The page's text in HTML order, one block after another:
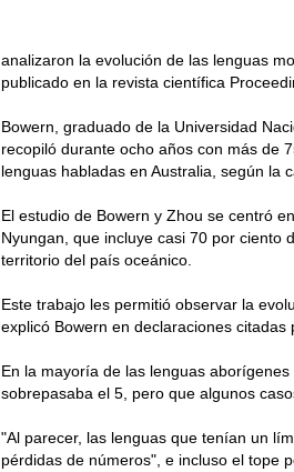
analizaron la evolución de las lenguas
publicado en la revista científica
Bowern, graduado de la Universidad
recopiló durante ocho años con más de
lenguas habladas en Australia, según la
El estudio de Bowern y Zhou se centró
Nyungan, que incluye casi 70 por ciento
territorio del país oceánico.
Este trabajo les permitió observar la
explicó Bowern en declaraciones citadas
En la mayoría de las lenguas
sobrepasaba el 5, pero que algunos
"Al parecer, las lenguas que tenían un
pérdidas de números", e incluso el tope